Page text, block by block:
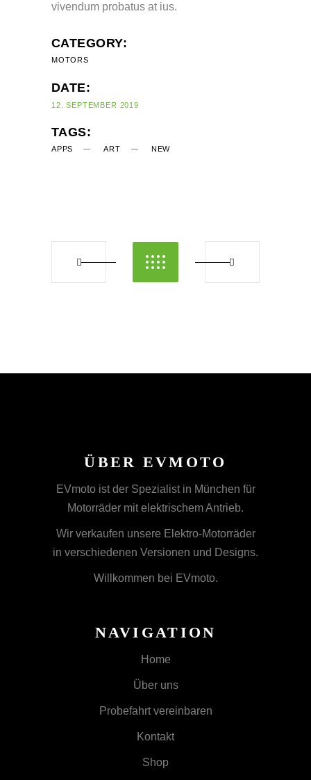
vivendum probatus at ius.
CATEGORY:
MOTORS
DATE:
12. SEPTEMBER 2019
TAGS:
APPS ART NEW
ÜBER EVMOTO
EVmoto ist der Spezialist in München für
Motorräder mit elektrischem Antrieb.
Wir verkaufen unsere Elektro-Motorräder
in verschiedenen Versionen und Designs.
Willkommen bei EVmoto.
NAVIGATION
Home
Über uns
Probefahrt vereinbaren
Kontakt
Shop